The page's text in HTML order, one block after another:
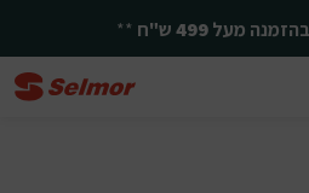
מעל499ש"ח **